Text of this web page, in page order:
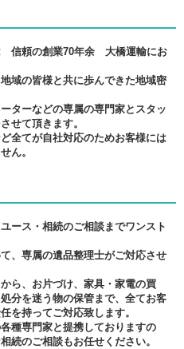
信頼の創業70年余 大橋運輸にお
域の皆様と共に歩んできた地域密
ターなどの専属の専門家とスタッ
せて頂きます。
全てが自社対応のためお客様には
ん。
ース・相続のご相談までワンスト
、専属の遺品整理士がご対応させ
ら、お片づけ、家具・家電の買
分を迷う物の保管まで、全てお客
を持ってご対応致します。
種専門家と提携しておりますの
続のご相談もお任せください。